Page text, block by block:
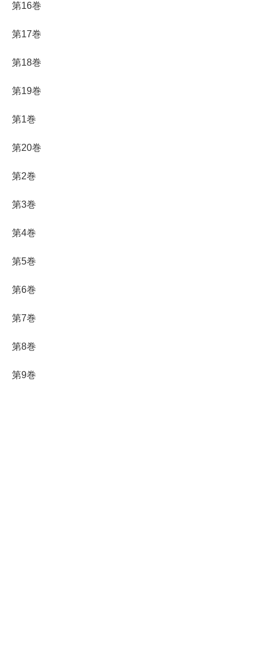
第16巻
第17巻
第18巻
第19巻
第1巻
第20巻
第2巻
第3巻
第4巻
第5巻
第6巻
第7巻
第8巻
第9巻